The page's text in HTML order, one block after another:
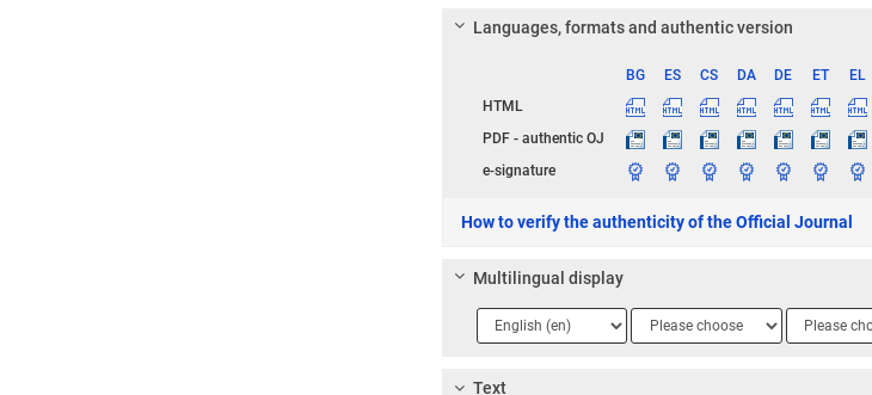
Languages, formats and authentic version
BG ES CS DA DE ET EL
HTML
PDF - authentic OJ
e-signature
How to verify the authenticity of the Official Journal
Multilingual display
Language
1
Language
2
Language
3
Text